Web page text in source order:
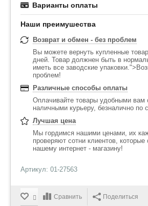
Варианты оплаты
Наши преимушества
Возврат и обмен - без проблем
Вы можете вернуть купленные
дней. Товар должнен быть в
иметь все заводские
проблем!
Различные способы оплаты
Оплачивайте товары удобными вам
наличными курьеру, безналично по
Лучшая цена
Мы гордимся нашими ценами, их
проверяют сотни клиентов,
нашему интернет - магазину!
Артикул: 01-27563
Сравнить Поделиться